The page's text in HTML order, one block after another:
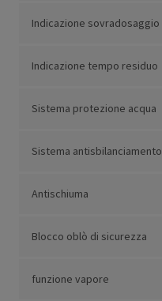
Indicazione sovradosaggio
Indicazione tempo residuo
Sistema protezione acqua
Sistema antisbilanciamento
Antischiuma
Blocco oblò di sicurezza
funzione vapore